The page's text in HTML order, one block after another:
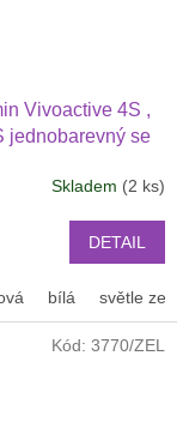
Vivoactive 4S ,
jednobarevný se
Skladem (2 ks)
DETAIL
bílá světle
Kód: 3770/ZEL